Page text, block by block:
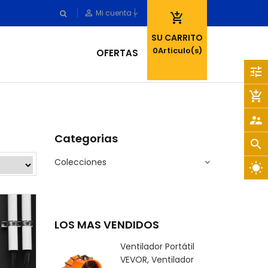
person_outline Mi cuenta 
SU CARRITO
0Articulo(s)
OFERTAS
Categorias
Colecciones
LOS MAS VENDIDOS
Ventilador Portátil
VEVOR, Ventilador
tune
add_shopping_cart
supervisor_account
search
wb_sunny